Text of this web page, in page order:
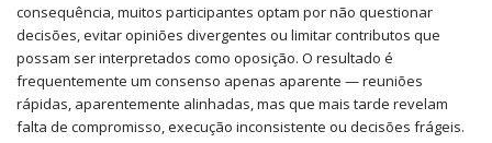
consequência, muitos participantes optam por não questionar
decisões, evitar opiniões divergentes ou limitar contributos que
possam ser interpretados como oposição. O resultado é
frequentemente um consenso apenas aparente — reuniões
rápidas, aparentemente alinhadas, mas que mais tarde revelam
falta de compromisso, execução inconsistente ou decisões frágeis.